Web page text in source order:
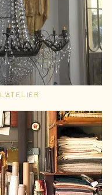
L'ATELIER